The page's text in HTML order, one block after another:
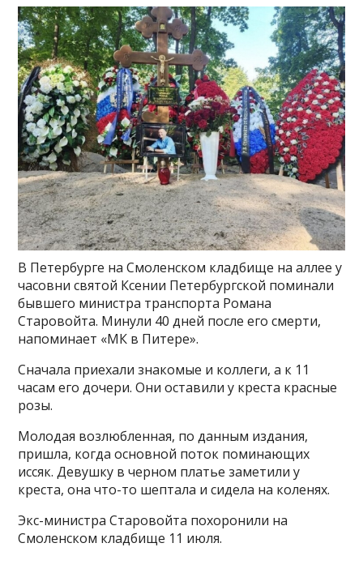
В Петербурге на Смоленском кладбище на аллее у
часовни святой Ксении Петербургской поминали
бывшего министра транспорта Романа
Старовойта. Минули 40 дней после его смерти,
напоминает «МК в Питере».
Сначала приехали знакомые и коллеги, а к 11
часам его дочери. Они оставили у креста красные
розы.
Молодая возлюбленная, по данным издания,
пришла, когда основной поток поминающих
иссяк. Девушку в черном платье заметили у
креста, она что-то шептала и сидела на коленях.
Экс-министра Старовойта похоронили на
Смоленском кладбище 11 июля.